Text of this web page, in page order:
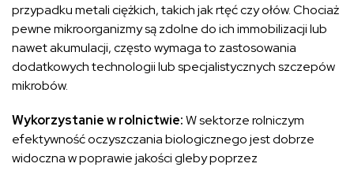
przypadku metali ciężkich, takich jak rtęć czy ołów. Chociaż
pewne mikroorganizmy są zdolne do ich immobilizacji lub
nawet akumulacji, często wymaga to zastosowania
dodatkowych technologii lub specjalistycznych szczepów
mikrobów.
Wykorzystanie w rolnictwie:W sektorze rolniczym
efektywność oczyszczania biologicznego jest dobrze
widoczna w poprawie jakości gleby poprzez